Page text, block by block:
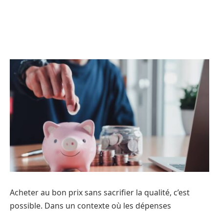
Acheter au bon prix sans sacrifier la qualité, c’est
possible. Dans un contexte où les dépenses